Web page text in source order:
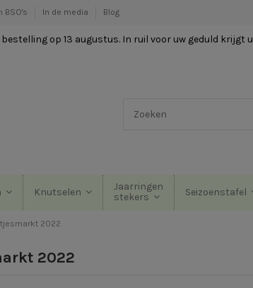
BSO's In de media Blog
op 13 augustus. In ruil voor uw geduld krijgt u
Knutselen
Jaarringen
stekers
Seizoenstafel
2022
2022